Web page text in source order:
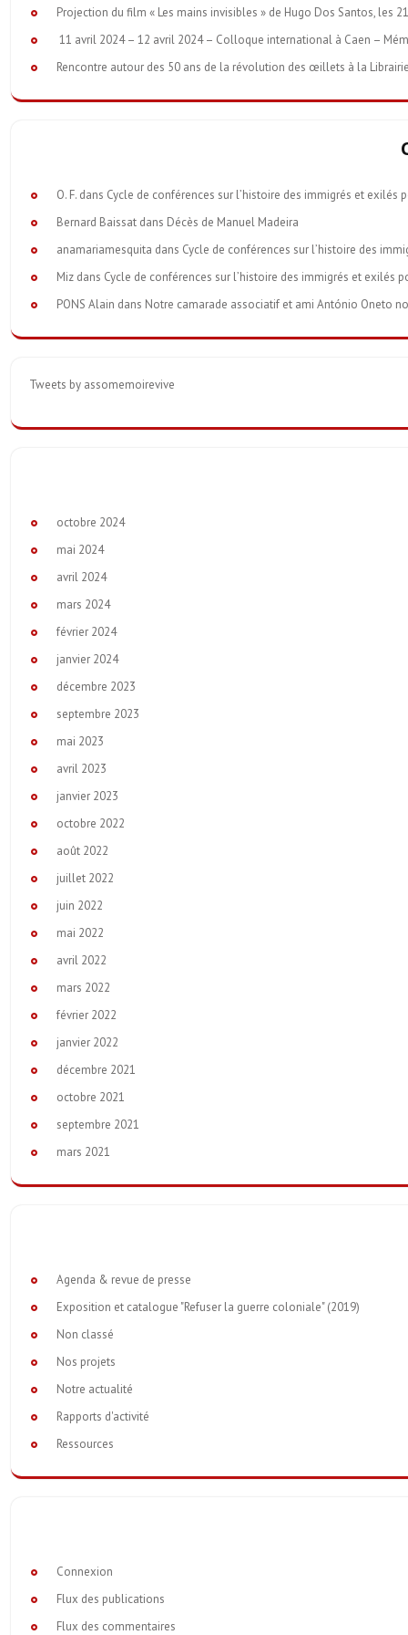
Projection du film « Les mains invisibles » de Hugo Dos Santos, les
11 avril 2024 – 12 avril 2024 – Colloque international à Caen –
Rencontre autour des 50 ans de la révolution des œillets à la
O. F. dans Cycle de conférences sur l’histoire des immigrés et exilés
Bernard Baissat dans Décès de Manuel Madeira
anamariamesquita dans Cycle de conférences sur l’histoire des
Miz dans Cycle de conférences sur l’histoire des immigrés et exilés
PONS Alain dans Notre camarade associatif et ami António Oneto
Tweets by assomemoirevive
octobre 2024
mai 2024
avril 2024
mars 2024
février 2024
janvier 2024
décembre 2023
septembre 2023
mai 2023
avril 2023
janvier 2023
octobre 2022
août 2022
juillet 2022
juin 2022
mai 2022
avril 2022
mars 2022
février 2022
janvier 2022
décembre 2021
octobre 2021
septembre 2021
mars 2021
Agenda & revue de presse
Exposition et catalogue "Refuser la guerre coloniale" (2019)
Non classé
Nos projets
Notre actualité
Rapports d'activité
Ressources
Connexion
Flux des publications
Flux des commentaires